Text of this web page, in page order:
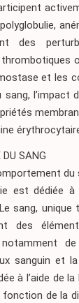
des
et les
sang, l’impact
DU SANG
du
est dédiée
sang, unique
des
notamment
sanguin et
à l’aide de
fonction de la